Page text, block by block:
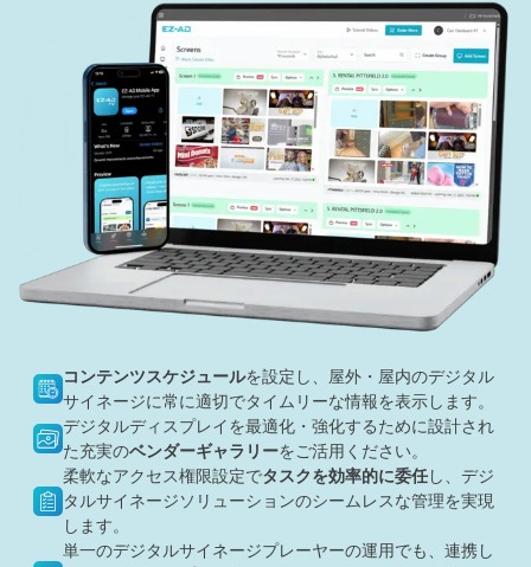
コンテンツスケジュールを設定し、屋外・屋内のデジタル
サイネージに常に適切でタイムリーな情報を表示します。
デジタルディスプレイを最適化・強化するために設計され
た充実のベンダーギャラリーをご活用ください。
柔軟なアクセス権限設定でタスクを効率的に委任し、デジ
タルサイネージソリューションのシームレスな管理を実現
します。
単一のデジタルサイネージプレーヤーの運用でも、連携し